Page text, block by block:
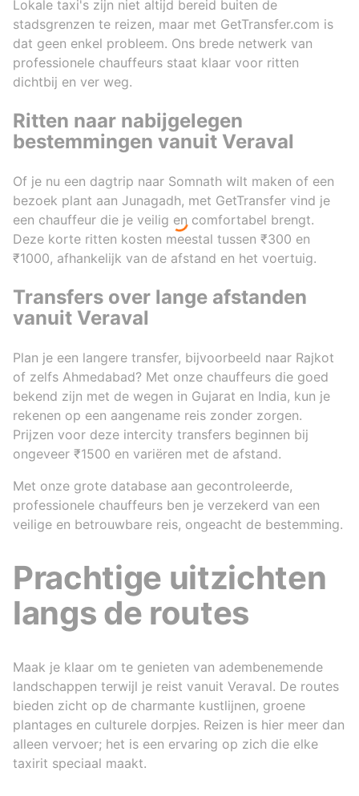
Lokale taxi's zijn niet altijd bereid buiten de
stadsgrenzen te reizen, maar met GetTransfer.com is
dat geen enkel probleem. Ons brede netwerk van
professionele chauffeurs staat klaar voor ritten
dichtbij en ver weg.
Ritten naar nabijgelegen
bestemmingen vanuit Veraval
Of je nu een dagtrip naar Somnath wilt maken of een
bezoek plant aan Junagadh, met GetTransfer vind je
een chauffeur die je veilig en comfortabel brengt.
Deze korte ritten kosten meestal tussen ₹300 en
₹1000, afhankelijk van de afstand en het voertuig.
Transfers over lange afstanden
vanuit Veraval
Plan je een langere transfer, bijvoorbeeld naar Rajkot
of zelfs Ahmedabad? Met onze chauffeurs die goed
bekend zijn met de wegen in Gujarat en India, kun je
rekenen op een aangename reis zonder zorgen.
Prijzen voor deze intercity transfers beginnen bij
ongeveer ₹1500 en variëren met de afstand.
Met onze grote database aan gecontroleerde,
professionele chauffeurs ben je verzekerd van een
veilige en betrouwbare reis, ongeacht de bestemming.
Prachtige uitzichten
langs de routes
Maak je klaar om te genieten van adembenemende
landschappen terwijl je reist vanuit Veraval. De routes
bieden zicht op de charmante kustlijnen, groene
plantages en culturele dorpjes. Reizen is hier meer dan
alleen vervoer; het is een ervaring op zich die elke
taxirit speciaal maakt.